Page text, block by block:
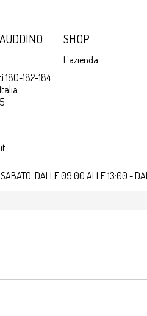
180-182-184
SHOP
L'azienda
DALLE 09:00 ALLE 13:00 -